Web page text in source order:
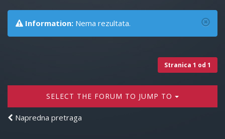
Information: Nema rezultata.
Stranica 1 od 1
SELECT THE FORUM TO JUMP TO
Napredna pretraga